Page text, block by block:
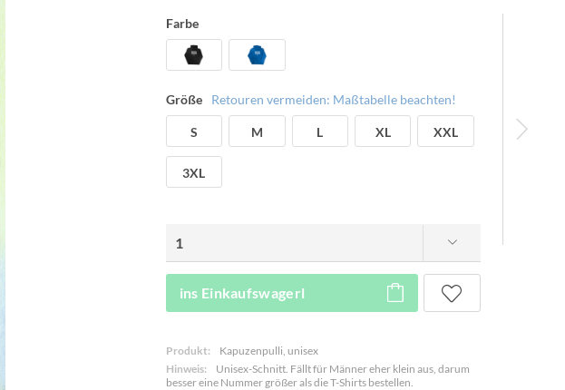
Farbe
Größe Retouren vermeiden: Maßtabelle beachten!
S M L XL XXL
3XL
ins Einkaufswagerl
Produkt:
Kapuzenpulli, unisex
Hinweis:
Unisex-Schnitt. Fällt für Männer eher klein aus, darum
besser eine Nummer größer als die T-Shirts bestellen.